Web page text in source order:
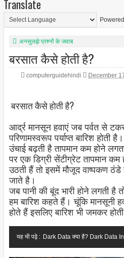
Translate
अनसुलझे प्रश्नों के जवाब
बरसात कैसे होती है?
computerguidehindi December
बरसात कैसे होती है?
आर्द्र मानसून हवाएं जब पर्वत से
परिणामस्वरूप पर्याप्त बारिश होती
उंचाई बढ़ती है तापमान कम होने
पर एक डिग्री सेंटीग्रेट तापमान
उठती हैं तो इसमें मौजूद वाष्पकण ठंडे
जाते है।
जब पानी की बूंद भारी होने लगती है
हम बारिश कहते हैं। चूंकि मानसूनी
होते हैं इसलिए बारिश भी जमकर
यह भी पढ़े : Dark Data क्या है? Dark Data